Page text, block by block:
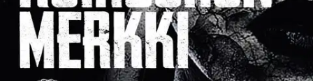
KOIRUOHON MERKKI on häiritsevän tyly romaani, jossa ei ole
voittajia. On vain voitettuja. Kirjoittajasta: Julius Kuutonen (s. 1985)
on joensuulainen haihattelija ja tarinankertoja, joka läträä mielellään
ihmismielen syvissä vesissä. Koiruohon merkki on hänen kirpakka
esikoisteoksensa.